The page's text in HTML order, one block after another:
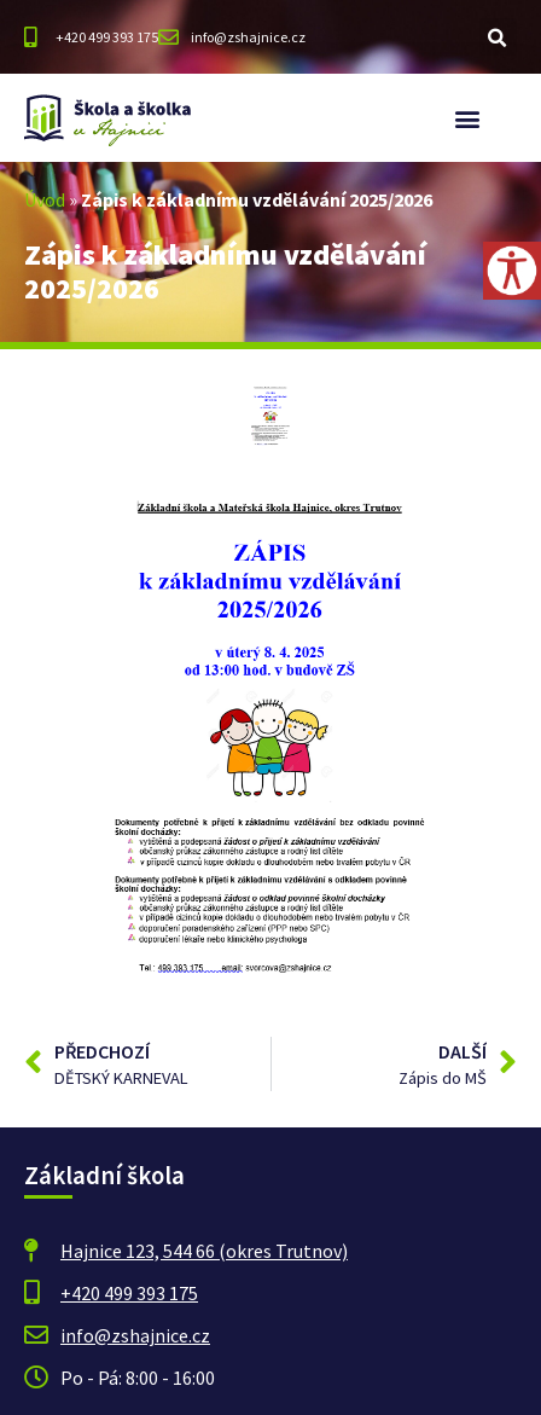
+420 499 393 175 info@zshajnice.cz
Úvod»Zápis k základnímu vzdělávání 2025/2026
Zápis k základnímu vzdělávání
2025/2026
PŘEDCHOZÍ
DĚTSKÝ KARNEVAL
DALŠÍ
Zápis do MŠ
Základní škola
Hajnice 123, 544 66 (okres Trutnov)
+420 499 393 175
info@zshajnice.cz
Po - Pá: 8:00 - 16:00